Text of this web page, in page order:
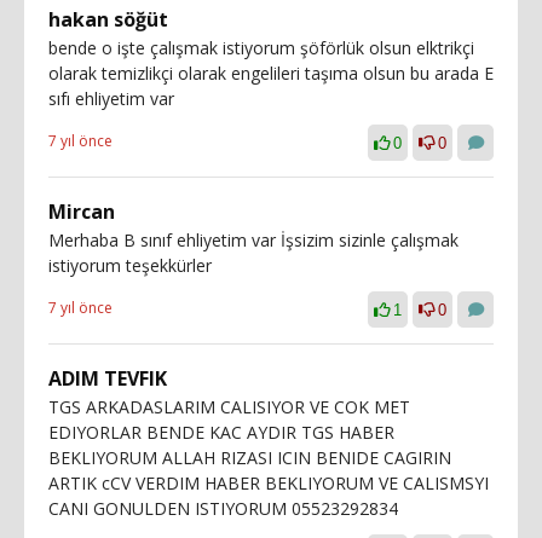
hakan söğüt
bende o işte çalışmak istiyorum şöförlük olsun elktrikçi
olarak temizlikçi olarak engelileri taşıma olsun bu arada E
sıfı ehliyetim var
7 yıl önce 0 0
Mircan
Merhaba B sınıf ehliyetim var İşsizim sizinle çalışmak
istiyorum teşekkürler
7 yıl önce 1 0
ADIM TEVFIK
TGS ARKADASLARIM CALISIYOR VE COK MET
EDIYORLAR BENDE KAC AYDIR TGS HABER
BEKLIYORUM ALLAH RIZASI ICIN BENIDE CAGIRIN
ARTIK cCV VERDIM HABER BEKLIYORUM VE CALISMSYI
CANI GONULDEN ISTIYORUM 05523292834